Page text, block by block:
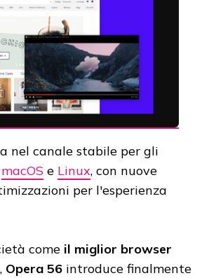
nel canale stabile per gli
macOS e Linux, con nuove
per l'esperienza
come il miglior browser
, Opera 56 introduce finalmente